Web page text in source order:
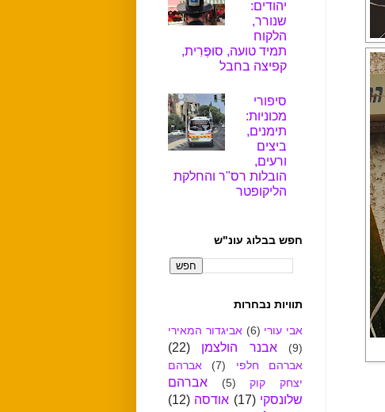
יהודים:
שנורר,
הלקוח
תמיד טועה, סוּפֶּרִית,
קפיצה בחבל
סיפורי
מכוניות:
תימנים,
ביצים
ורעים,
הובלות רס"ר והחלקת
הליקופטר
חפש בבלוג עונ"ש
תוויות נבחרות
אבי עורי (6) אביגדור המאירי
(9)
אבנר הולצמן (22)
אברהם חלפי (7)
אברהם
יצחק קוק
(5)
אברהם
שלונסקי (17) אודסה (12)